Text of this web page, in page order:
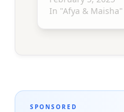
In "Afya & Maisha"
SPONSORED